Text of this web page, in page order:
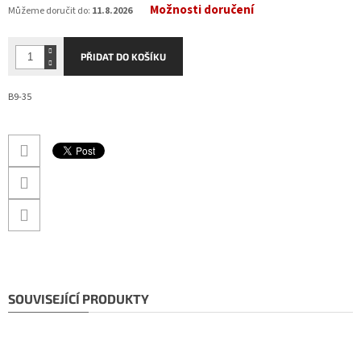
cena:
Můžeme doručit do: 11.8.2026 Možnosti doručení
PŘIDAT DO KOŠÍKU
B9-35
SOUVISEJÍCÍ PRODUKTY